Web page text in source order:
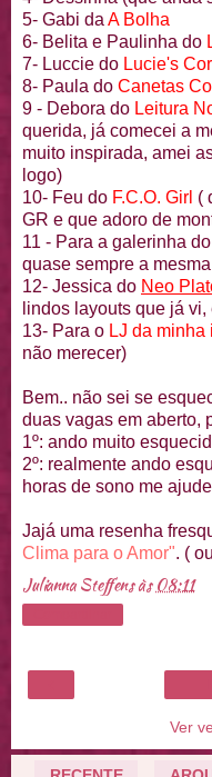
5- Gabi daA Bolha
6- Belita e Paulinha do
7- Luccie do Lucie's
8- Paula do Canetas
9 - Debora do Leitura
querida, já comecei a
muito inspirada, amei
logo)
10- Feu do F.C.O. Girl (
GR e que adoro de
11 - Para a galerinha do
quase sempre a mesma
12- Jessica do Neo
lindos layouts que já vi,
13- Para o LJ da minha
não merecer)
Bem.. não sei se
duas vagas em aberto,
1º: ando muito
2º: realmente ando
horas de sono me
Jajá uma resenha
Clima para o Amor". (
Julianna Steffensàs08:11
Ver